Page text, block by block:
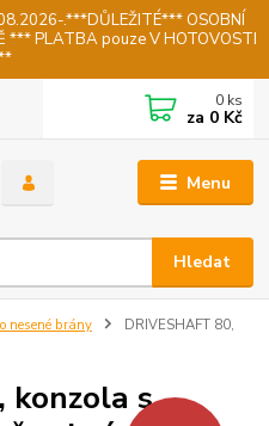
.***DŮLEŽITÉ*** OSOBNÍ
*** PLATBA pouze V HOTOVOSTI
Menu
Hledat
0 ks
za 0 Kč
nesené brány
DRIVESHAFT 80,
konzola s